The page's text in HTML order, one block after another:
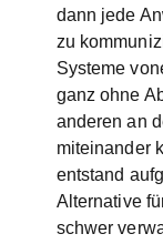
dann jede
zu
Systeme
ganz ohne
anderen an
miteinander
entstand
Alternative
schwer